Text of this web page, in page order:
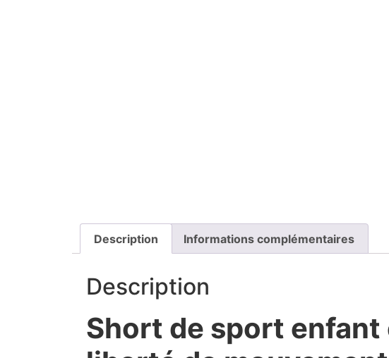
Description Informations complémentaires
Description
Short de sport